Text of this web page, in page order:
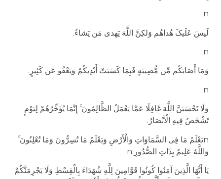
n
لَیسَ عَلَیکَ هُداهُم وَلکِنَّ اللَّهَ یَهدی مَن یَشاءُ.
n
وَمَا أَصَابَکُم مِّن مُّصِیبَهٍ فَبِمَا کَسَبَتْ أَیْدِیکُمْ وَیَعْفُو عَن کَثِیرٍ .
n
وَلَا تَحْسَبَنَّ اللَّهَ غَافِلًا عَمَّا یَعْمَلُ الظَّالِمُونَ ۚ إِنَّمَا یُؤَخِّرُهُمْ لِیَوْمٍ
تَشْخَصُ فِیهِ الْأَبْصَارُ.
nیَعْلَمُ مَا فِی السَّمَاوَاتِ وَالْأَرْضِ وَیَعْلَمُ مَا تُسِرُّونَ وَمَا تُعْلِنُونَ ۚ
وَاللَّهُ عَلِیمٌ بِذَاتِ الصُّدُورِ .
n
یَا أَیُّهَا الَّذِینَ آمَنُوا کُونُوا قَوَّامِینَ لِلَّهِ شُهَدَاءَ بِالْقِسْطِ وَلَا یَجْرِمَنَّکُمْ